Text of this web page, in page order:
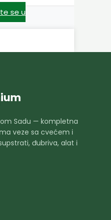
se u
Sadu — kompletna
veze sa cvećem i
đubriva, alat i